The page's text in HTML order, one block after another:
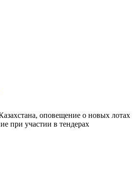
оповещение о новых лотах
при участии в тендерах